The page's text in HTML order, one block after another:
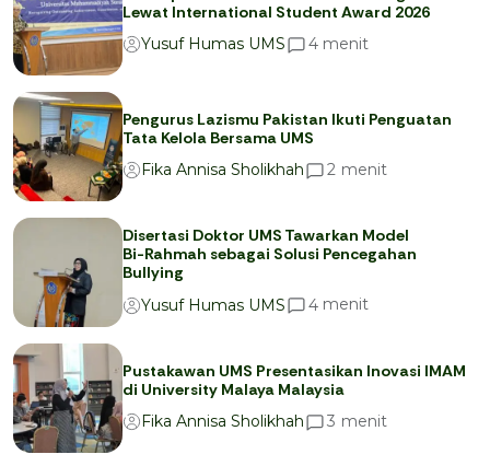
Lewat International Student Award 2026
Yusuf Humas UMS
4 menit
Pengurus Lazismu Pakistan Ikuti Penguatan
Tata Kelola Bersama UMS
Fika Annisa Sholikhah
2 menit
Disertasi Doktor UMS Tawarkan Model
Bi-Rahmah sebagai Solusi Pencegahan
Bullying
Yusuf Humas UMS
4 menit
Pustakawan UMS Presentasikan Inovasi IMAM
di University Malaya Malaysia
Fika Annisa Sholikhah
3 menit